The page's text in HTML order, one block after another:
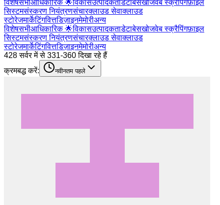
विशेषसभीआधिकारिक 🌟विकासउत्पादकताडेटाबेसखोजवेब स्क्रैपिंगफ़ाइल
सिस्टमसंस्करण नियंत्रणसंचारक्लाउड सेवाक्लाउड
स्टोरेजमार्केटिंगवित्तडिज़ाइनमेमोरीअन्य
विशेषसभीआधिकारिक 🌟विकासउत्पादकताडेटाबेसखोजवेब स्क्रैपिंगफ़ाइल
सिस्टमसंस्करण नियंत्रणसंचारक्लाउड सेवाक्लाउड
स्टोरेजमार्केटिंगवित्तडिज़ाइनमेमोरीअन्य
428 सर्वर में से 331-360 दिखा रहे हैं
क्रमबद्ध करें:
नवीनतम पहले